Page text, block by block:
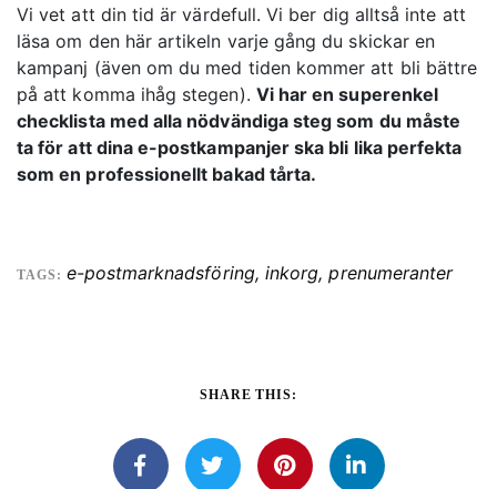
Vi vet att din tid är värdefull. Vi ber dig alltså inte att
läsa om den här artikeln varje gång du skickar en
kampanj (även om du med tiden kommer att bli bättre
på att komma ihåg stegen). Vi har en superenkel
checklista med alla nödvändiga steg som du måste
ta för att dina e-postkampanjer ska bli lika perfekta
som en professionellt bakad tårta.
TAGS: e-postmarknadsföring, inkorg,prenumeranter
SHARE THIS: